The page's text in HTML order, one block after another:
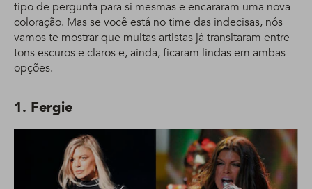
tipo de pergunta para si mesmas e encararam uma nova
coloração. Mas se você está no time das indecisas, nós
vamos te mostrar que muitas artistas já transitaram entre
tons escuros e claros e, ainda, ficaram lindas em ambas
opções.
1. Fergie